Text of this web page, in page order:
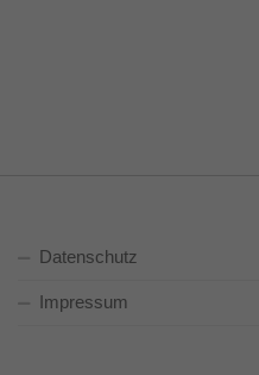
Datenschutz
Impressum